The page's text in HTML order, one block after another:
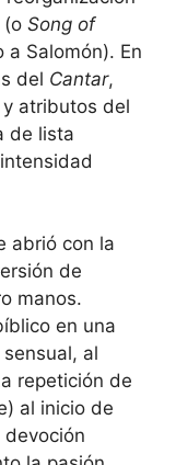
(o Song of
Salomón). En
del Cantar,
atributos del
de lista
abrió con la
de
manos.
en una
al
repetición de
al inicio de